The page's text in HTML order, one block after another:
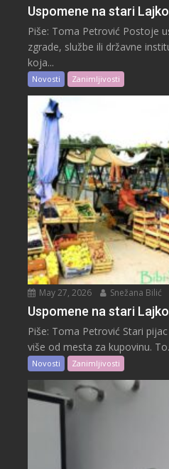
Uspomene na stari
Piše: Toma Petrović Postoje
zgrade, službe ili državne
koja...
Novosti Zanimljivosti
May 27, 2026 Snežana Bilić
Uspomene na stari
Piše: Toma Petrović Stari
više od mesta za kupovinu.
Novosti Zanimljivosti